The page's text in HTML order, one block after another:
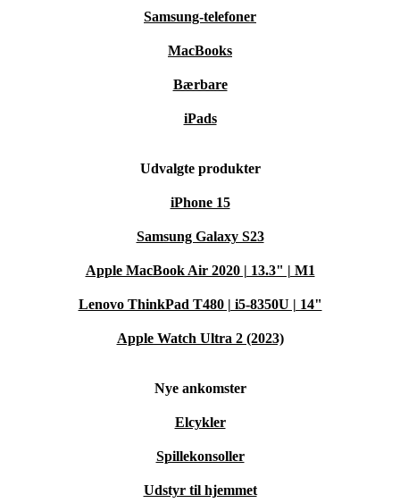
Samsung-telefoner
MacBooks
Bærbare
iPads
Udvalgte produkter
iPhone 15
Samsung Galaxy S23
Apple MacBook Air 2020 | 13.3" | M1
Lenovo ThinkPad T480 | i5-8350U | 14"
Apple Watch Ultra 2 (2023)
Nye ankomster
Elcykler
Spillekonsoller
Udstyr til hjemmet